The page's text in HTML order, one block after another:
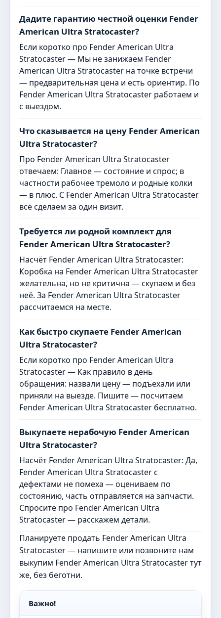
Дадите гарантию честной оценки Fender
American Ultra Stratocaster?
Если коротко про Fender American Ultra
Stratocaster — Мы не занижаем Fender
American Ultra Stratocaster на точке встречи
— предварительная цена и есть ориентир. По
Fender American Ultra Stratocaster работаем и
с выездом.
Что сказывается на цену Fender American
Ultra Stratocaster?
Про Fender American Ultra Stratocaster
отвечаем: Главное — состояние и спрос; в
частности рабочее тремоло и родные колки
— в плюс. С Fender American Ultra Stratocaster
всё сделаем за один визит.
Требуется ли родной комплект для
Fender American Ultra Stratocaster?
Насчёт Fender American Ultra Stratocaster:
Коробка на Fender American Ultra Stratocaster
желательна, но не критична — скупаем и без
неё. За Fender American Ultra Stratocaster
рассчитаемся на месте.
Как быстро скупаете Fender American
Ultra Stratocaster?
Если коротко про Fender American Ultra
Stratocaster — Как правило в день
обращения: назвали цену — подъехали или
приняли на выезде. Пишите — посчитаем
Fender American Ultra Stratocaster бесплатно.
Выкупаете нерабочую Fender American
Ultra Stratocaster?
Насчёт Fender American Ultra Stratocaster: Да,
Fender American Ultra Stratocaster с
дефектами не помеха — оцениваем по
состоянию, часть отправляется на запчасти.
Спросите про Fender American Ultra
Stratocaster — расскажем детали.
Планируете продать Fender American Ultra
Stratocaster — напишите или позвоните нам
выкупим Fender American Ultra Stratocaster тут
же, без беготни.
Важно!